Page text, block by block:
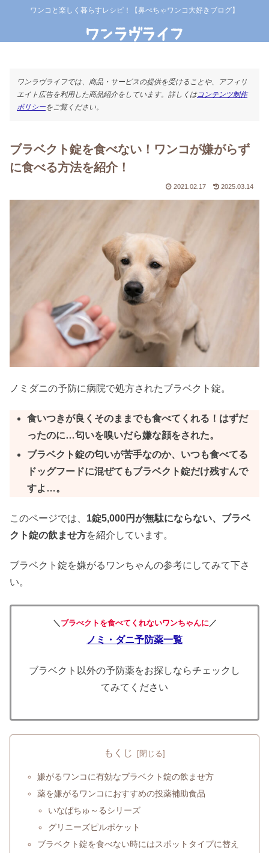
ワンコと楽しく暮らすレシピ！【鼻ぺちゃワンコ大好きブログ】
ワンラヴライフでは、商品・サービスの提供を受けることや、アフィリ
エイト広告を利用した商品紹介をしています。詳しくはコンテンツ制作
ポリシーをご覧ください。
ブラベクト錠を食べない！ワンコが嫌がらず
に食べる方法を紹介！
2021.02.17 2025.03.14
ノミダニの予防に病院で処方されたブラベクト錠。
食いつきが良くそのままでも食べてくれる！はずだ
ったのに…匂いを嗅いだら嫌な顔をされた。
ブラベクト錠の匂いが苦手なのか、いつも食べてる
ドッグフードに混ぜてもブラベクト錠だけ残すんで
すよ…。
このページでは、 1錠5,000円が無駄にならない、ブラベ
クト錠の飲ませ方を紹介しています。
ブラベクト錠を嫌がるワンちゃんの参考にしてみて下さ
い。
＼ ブラべクトを食べてくれないワンちゃんに ／
ノミ・ダニ予防薬一覧
ブラベクト以外の予防薬をお探しならチェックし
てみてください
もくじ
嫌がるワンコに有効なブラベクト錠の飲ませ方
薬を嫌がるワンコにおすすめの投薬補助食品
いなばちゅ～るシリーズ
グリニーズピルポケット
ブラベクト錠を食べない時にはスポットタイプに替え